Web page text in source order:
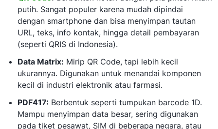
putih. Sangat populer karena mudah dipindai
dengan smartphone dan bisa menyimpan tautan
URL, teks, info kontak, hingga detail pembayaran
(seperti QRIS di Indonesia).
Data Matrix: Mirip QR Code, tapi lebih kecil
ukurannya. Digunakan untuk menandai komponen
kecil di industri elektronik atau farmasi.
PDF417: Berbentuk seperti tumpukan barcode 1D.
Mampu menyimpan data besar, sering digunakan
pada tiket pesawat, SIM di beberapa negara, atau